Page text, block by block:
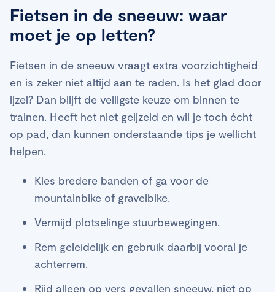
Fietsen in de sneeuw: waar
moet je op letten?
Fietsen in de sneeuw vraagt extra voorzichtigheid
en is zeker niet altijd aan te raden. Is het glad door
ijzel? Dan blijft de veiligste keuze om binnen te
trainen. Heeft het niet geijzeld en wil je toch écht
op pad, dan kunnen onderstaande tips je wellicht
helpen.
Kies bredere banden of ga voor de
mountainbike of gravelbike.
Vermijd plotselinge stuurbewegingen.
Rem geleidelijk en gebruik daarbij vooral je
achterrem.
Rijd alleen op vers gevallen sneeuw, niet op